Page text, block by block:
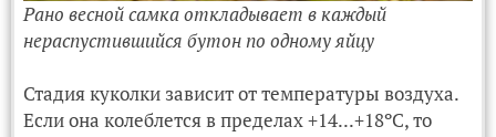
Рано весной самка откладывает в каждый
нераспустившийся бутон по одному яйцу
Стадия куколки зависит от температуры воздуха.
Если она колеблется в пределах +14...+18ºС, то